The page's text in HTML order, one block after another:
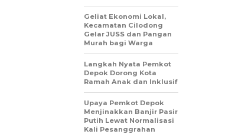
Geliat Ekonomi Lokal,
Kecamatan Cilodong
Gelar JUSS dan Pangan
Murah bagi Warga
Langkah Nyata Pemkot
Depok Dorong Kota
Ramah Anak dan Inklusif
Upaya Pemkot Depok
Menjinakkan Banjir Pasir
Putih Lewat Normalisasi
Kali Pesanggrahan